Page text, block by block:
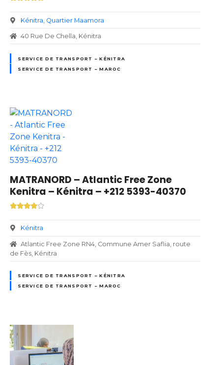
Kénitra Quartier Maamora
40 Rue De Chella, Kénitra
SERVICE DE TRANSPORT – KÉNITRA
SERVICE DE TRANSPORT – MAROC
MATRANORD – Atlantic Free Zone
Kenitra – Kénitra – +212 5393-40370
Kénitra
Atlantic Free Zone RN4, Commune Amer Saflia, route
de Fès, Kénitra
SERVICE DE TRANSPORT – KÉNITRA
SERVICE DE TRANSPORT – MAROC